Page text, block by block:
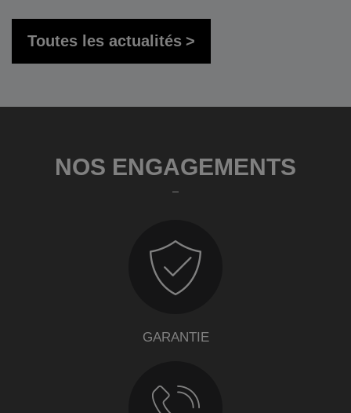
Toutes les actualités
NOS ENGAGEMENTS
GARANTIE